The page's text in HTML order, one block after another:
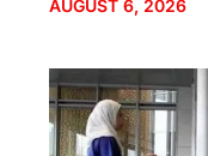
AUGUST 6, 2026